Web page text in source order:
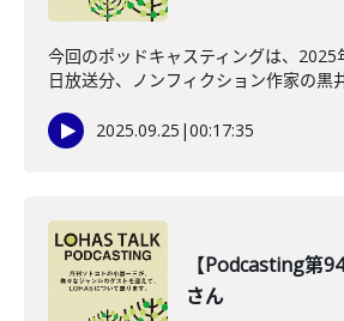
今回のポッドキャスティングは、2025
日放送分、ノンフィクション作家の黒
2025.09.25 |00:17:35
【Podcasting第
さん